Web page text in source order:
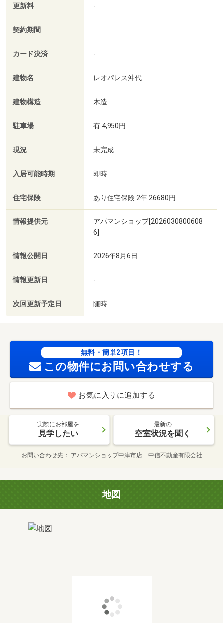
更新料 -
契約期間
カード決済 -
建物名 レオパレス沖代
建物構造 木造
駐車場 有 4,950円
現況 未完成
入居可能時期 即時
住宅保険 あり住宅保険 2年 26680円
情報提供元
アパマンショップ[2026030800608
6]
情報公開日 2026年8月6日
情報更新日 -
次回更新予定日 随時
無料・簡単2項目！
この物件にお問い合わせする
お気に入りに追加する
実際にお部屋を
見学したい
最新の
空室状況を聞く
お問い合わせ先 アパマンショップ中津市店 中信不動産有限会社
地図